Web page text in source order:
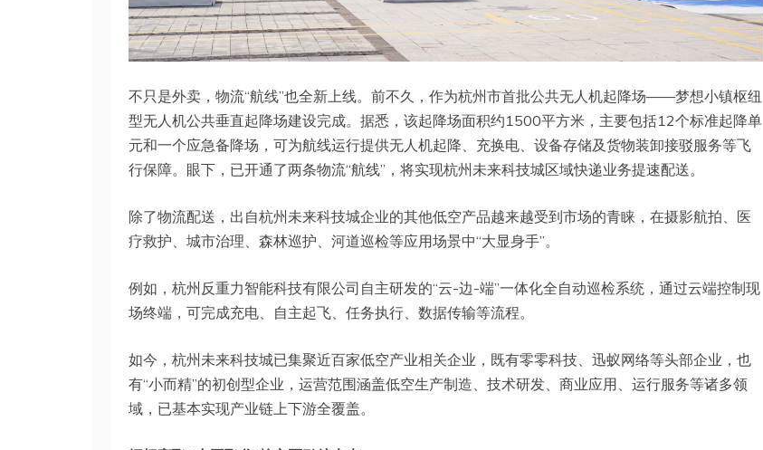
不只是外卖，物流“航线”也全新上线。前不久，作为杭州市首批公共无人机起降场——梦想小镇枢纽
型无人机公共垂直起降场建设完成。据悉，该起降场面积约1500平方米，主要包括12个标准起降单
元和一个应急备降场，可为航线运行提供无人机起降、充换电、设备存储及货物装卸接驳服务等飞
行保障。眼下，已开通了两条物流“航线”，将实现杭州未来科技城区域快递业务提速配送。
除了物流配送，出自杭州未来科技城企业的其他低空产品越来越受到市场的青睐，在摄影航拍、医
疗救护、城市治理、森林巡护、河道巡检等应用场景中“大显身手”。
例如，杭州反重力智能科技有限公司自主研发的“云-边-端”一体化全自动巡检系统，通过云端控制现
场终端，可完成充电、自主起飞、任务执行、数据传输等流程。
如今，杭州未来科技城已集聚近百家低空产业相关企业，既有零零科技、迅蚁网络等头部企业，也
有“小而精”的初创型企业，运营范围涵盖低空生产制造、技术研发、商业应用、运行服务等诸多领
域，已基本实现产业链上下游全覆盖。